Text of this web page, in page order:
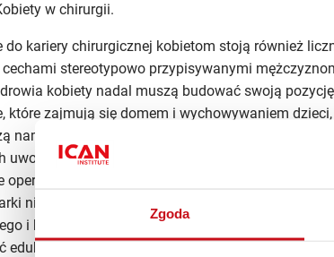
Zgoda
w chirurgii.
do kariery chirurgicznej kobietom stoją również
stereotypowo przypisywanymi
kobiety nadal muszą budować swoją
które zajmują się domem i wychowywaniem
nam już w szkole podstawowej, przenikamy nimi
uwolnić” - komentuje
operacyjnego leczenia endometriozy,
nie mogą ulegać presji otoczenia, powinny
i korzystać z wielu udogodnień jakie dają
edukacji online.